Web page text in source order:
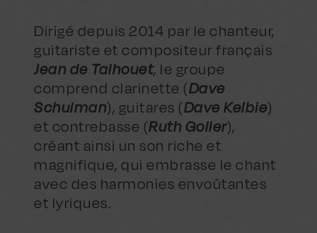
Dirigé depuis 2014 par le chanteur,
guitariste et compositeur français
Jean de Talhouet, le groupe
comprend clarinette (Dave
Schulman), guitares (Dave Kelbie)
et contrebasse (Ruth Goller),
créant ainsi un son riche et
magnifique, qui embrasse le chant
avec des harmonies envoûtantes
et lyriques.